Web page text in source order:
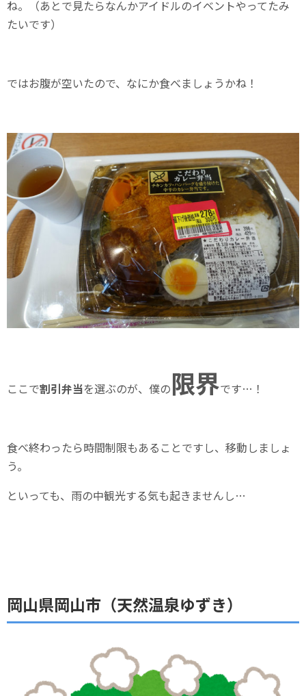
ね。（あとで見たらなんかアイドルのイベントやってたみ
たいです）
ではお腹が空いたので、なにか食べましょうかね！
ここで割引弁当を選ぶのが、僕の限界です…！
食べ終わったら時間制限もあることですし、移動しましょ
う。
といっても、雨の中観光する気も起きませんし…
岡山県岡山市（天然温泉ゆずき）